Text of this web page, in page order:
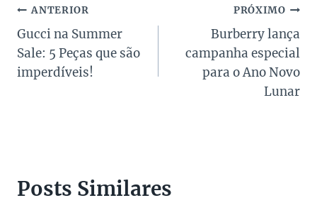
Navegação
de
Post
ANTERIOR
Gucci na Summer
Sale: 5 Peças que são
imperdíveis!
PRÓXIMO
Burberry lança
campanha especial
para o Ano Novo
Lunar
Posts Similares